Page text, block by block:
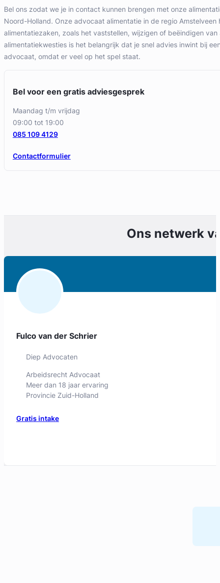
Bel ons zodat we je in contact kunnen brengen met onze
Noord-Holland. Onze advocaat alimentatie in de regio Amstelveen
alimentatiezaken, zoals het vaststellen, wijzigen of beëindigen van
alimentatiekwesties is het belangrijk dat je snel advies inwint bij
advocaat, omdat er veel op het spel staat.
Bel voor een gratis adviesgesprek
maandag t/m vrijdag
09:00 tot 19:00
Contactformulier
085 109 4129
Ons netwerk
Fulco van der Schrier
Diep Advocaten
Arbeidsrecht Advocaat
Meer dan 18 jaar ervaring
Provincie Zuid-Holland
Gratis intake